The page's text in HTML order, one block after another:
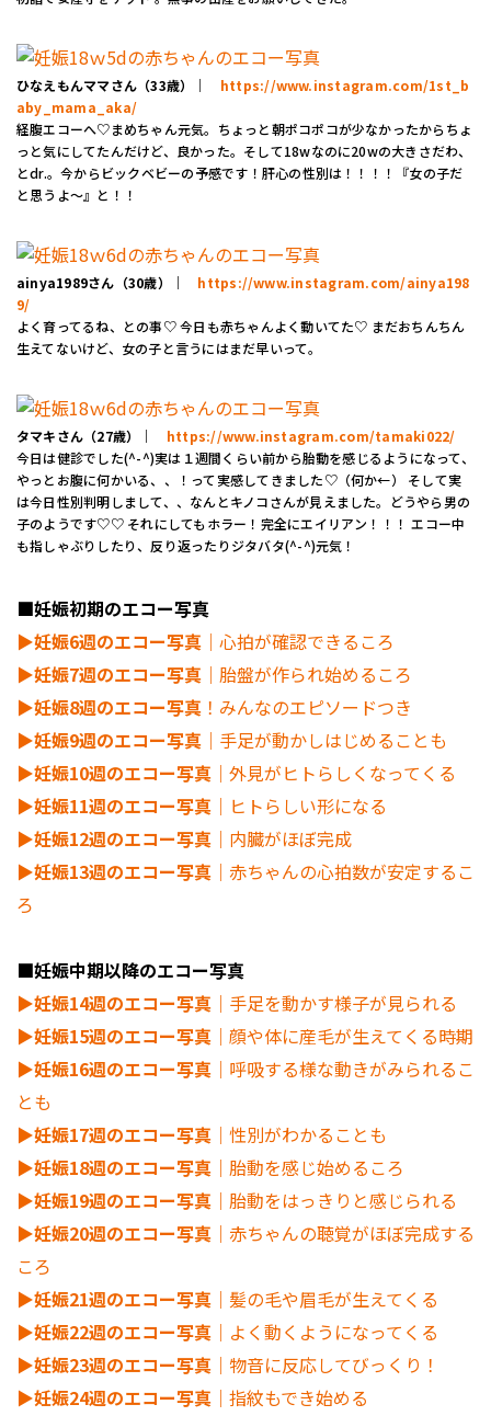
ひなえもんママさん（33歳）｜ https://www.instagram.com/1st_b
aby_mama_aka/
経腹エコーへ♡まめちゃん元気。ちょっと朝ポコポコが少なかったからちょ
っと気にしてたんだけど、良かった。そして18wなのに20wの大きさだわ、
とdr.。今からビックベビーの予感です！肝心の性別は！！！！『女の子だ
と思うよ〜』と！！
ainya1989さん（30歳）｜ https://www.instagram.com/ainya198
9/
よく育ってるね、との事♡ 今日も赤ちゃんよく動いてた♡ まだおちんちん
生えてないけど、女の子と言うにはまだ早いって。
タマキさん（27歳）｜ https://www.instagram.com/tamaki022/
今日は健診でした(^-^)実は１週間くらい前から胎動を感じるようになって、
やっとお腹に何かいる、、！って実感してきました♡（何か←） そして実
は今日性別判明しまして、、なんとキノコさんが見えました。どうやら男の
子のようです♡♡ それにしてもホラー！完全にエイリアン！！！ エコー中
も指しゃぶりしたり、反り返ったりジタバタ(^-^)元気！
■妊娠初期のエコー写真
▶︎妊娠6週のエコー写真 ｜心拍が確認できるころ
▶︎妊娠7週のエコー写真 ｜胎盤が作られ始めるころ
▶︎妊娠8週のエコー写真 ！みんなのエピソードつき
▶︎妊娠9週のエコー写真 ｜手足が動かしはじめることも
▶︎妊娠10週のエコー写真 ｜外見がヒトらしくなってくる
▶︎妊娠11週のエコー写真 ｜ヒトらしい形になる
▶︎妊娠12週のエコー写真 ｜内臓がほぼ完成
▶︎妊娠13週のエコー写真 ｜赤ちゃんの心拍数が安定するこ
ろ
■妊娠中期以降のエコー写真
▶︎妊娠14週のエコー写真 ｜手足を動かす様子が見られる
▶︎妊娠15週のエコー写真 ｜顔や体に産毛が生えてくる時期
▶︎妊娠16週のエコー写真 ｜呼吸する様な動きがみられるこ
とも
▶︎妊娠17週のエコー写真 ｜性別がわかることも
▶︎妊娠18週のエコー写真 ｜胎動を感じ始めるころ
▶︎妊娠19週のエコー写真 ｜胎動をはっきりと感じられる
▶︎妊娠20週のエコー写真 ｜赤ちゃんの聴覚がほぼ完成する
ころ
▶︎妊娠21週のエコー写真 ｜髪の毛や眉毛が生えてくる
▶︎妊娠22週のエコー写真 ｜よく動くようになってくる
▶︎妊娠23週のエコー写真 ｜物音に反応してびっくり！
▶︎妊娠24週のエコー写真 ｜指紋もでき始める